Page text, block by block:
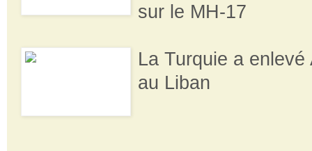
sur le MH-17
La Turquie a
au Liban